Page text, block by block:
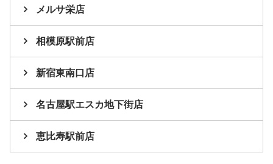
メルサ栄店
相模原駅前店
新宿東南口店
名古屋駅エスカ地下街店
恵比寿駅前店